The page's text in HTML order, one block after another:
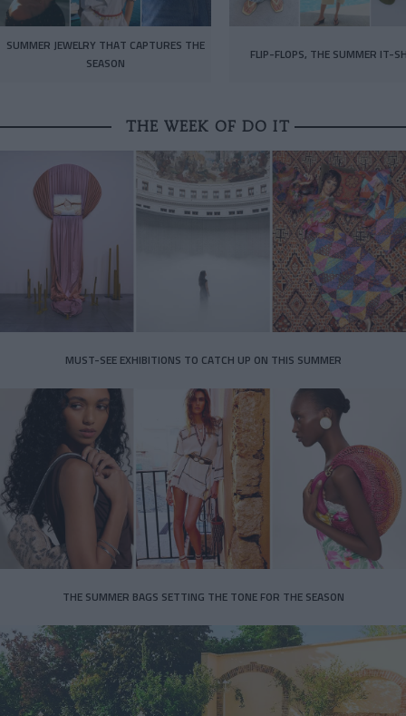
SUMMER JEWELRY THAT CAPTURES THE
SEASON
FLIP-FLOPS, THE SUMMER IT-
THE WEEK OF DO IT
MUST-SEE EXHIBITIONS TO CATCH UP ON THIS SUMMER
THE SUMMER BAGS SETTING THE TONE FOR THE SEASON